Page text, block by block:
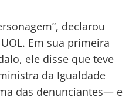
declarou
Em sua primeira
ele disse que teve
da Igualdade
das denunciantes— e